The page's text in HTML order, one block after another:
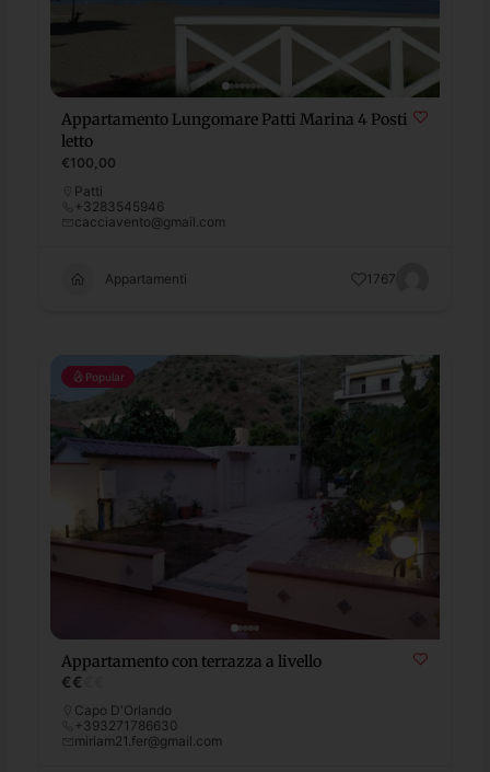
Appartamento Lungomare Patti Marina 4 Posti
letto
€100,00
Patti
+3283545946
cacciavento@gmail.com
Appartamenti 1767
Popular
Appartamento con terrazza a livello
€€
Capo D'Orlando
+393271786630
miriam21.fer@gmail.com